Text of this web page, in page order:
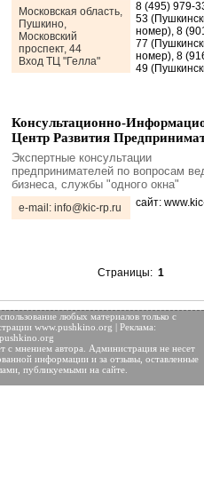
Московская область,
Пушкино,
Московский
проспект, 44
Вход ТЦ "Гелла"
8 (495) 979-
53
номер), 8
77
номер), 8
49
Консультационно-
Центр Развития
Экспертные консультации
предпринимателей по вопросам
бизнеса, службы "одного окна"
e-mail: info@kic-rp.ru сайт:
Страницы: 1
любых материалов только с
www.pushkino.org | Реклама:
с мнением автора. Администрация не несет
информации и за отзывы, оставленные
публикуемыми на сайте.